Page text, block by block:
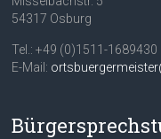
54317 Osburg
Tel.: +49 (0)1511-1689430
E-Mail: